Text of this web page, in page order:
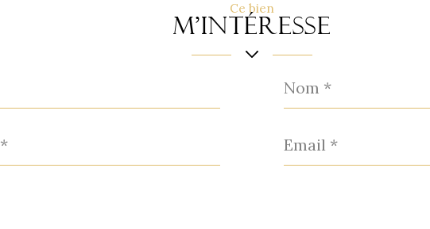
Ce bien
m'intéresse
Nom
Email